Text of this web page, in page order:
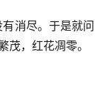
消尽。于是就问
，红花凋零。